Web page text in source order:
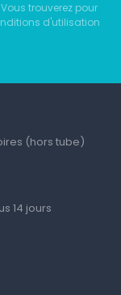
trouverez pour
d'utilisation
(hors tube)
14 jours